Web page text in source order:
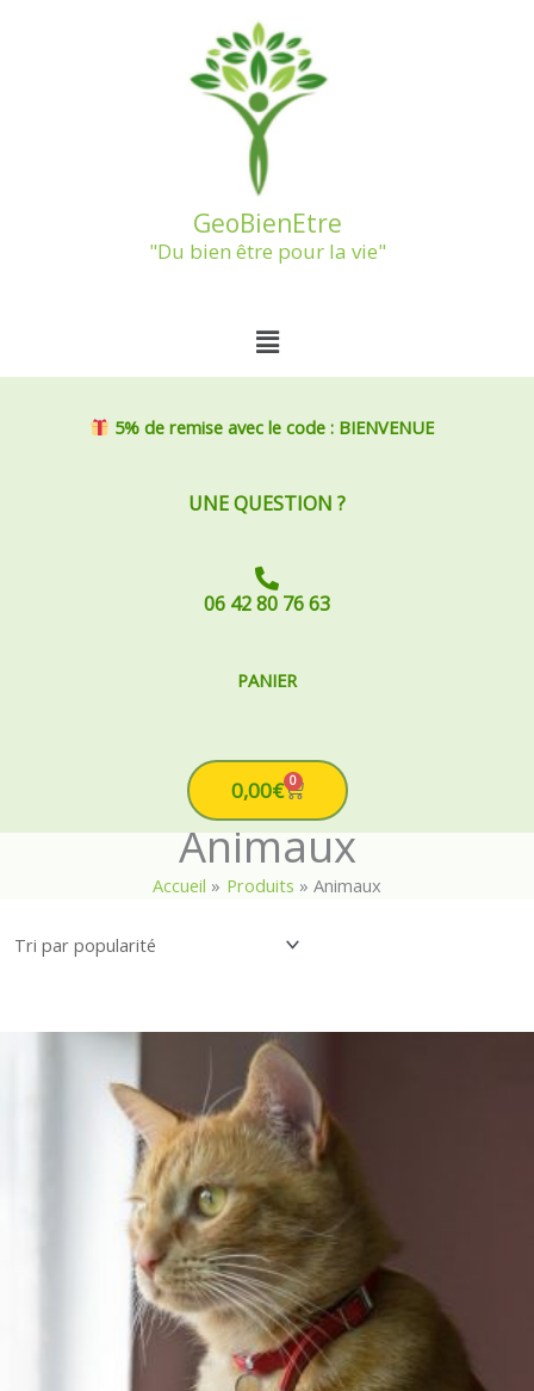
GeoBienEtre
"Du bien être pour la vie"
Menu
5% de remise avec le code : BIENVENUE
UNE QUESTION ?
06 42 80 76 63
PANIER
0,00€ 0
Cart
Animaux
Accueil Produits Animaux